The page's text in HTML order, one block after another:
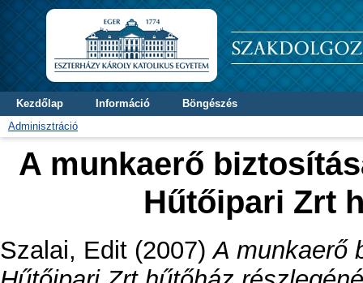
Kezdőlap Információ
Böngészés
Adminisztráció
A munkaerő
Hűtőipari Zrt
Szalai, Edit (2007)A munkaerő